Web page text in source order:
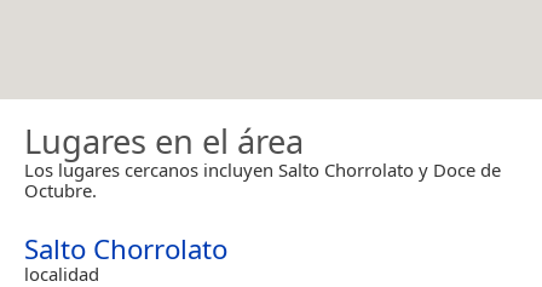
Lugares en el área
Los lugares cercanos incluyen Salto Chorrolato y Doce de
Octubre.
Salto Chorrolato
localidad